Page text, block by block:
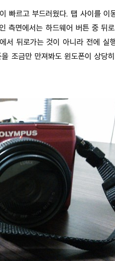
빠르고 부드러웠다. 탭 사이를 이
측면에서는 하드웨어 버튼 중 뒤
서 뒤로가는 것이 아니라 전에 실
조금만 만져봐도 윈도폰이 상당